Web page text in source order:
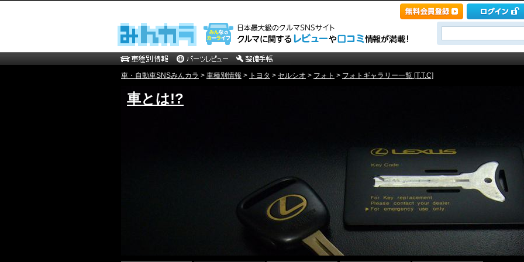
車・自動車SNSみんカラ > 車種別情報 > トヨタ > セルシオ > フォト > フォトギャラリー一覧 [T.T.C]
車とは!?